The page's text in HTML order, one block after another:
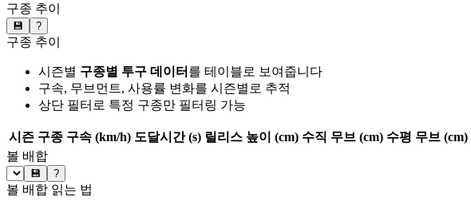
구종 추이
💾 ?
구종 추이
시즌별 구종별 투구 데이터 를 테이블로 보여줍니다
구속, 무브먼트, 사용률 변화를 시즌별로 추적
상단 필터로 특정 구종만 필터링 가능
시즌 구종 구속 (km/h) 도달시간 (s) 릴리스 높이 (cm) 수직 무브 (cm) 수평 무브 (cm)
볼 배합
💾 ?
볼 배합 읽는 법